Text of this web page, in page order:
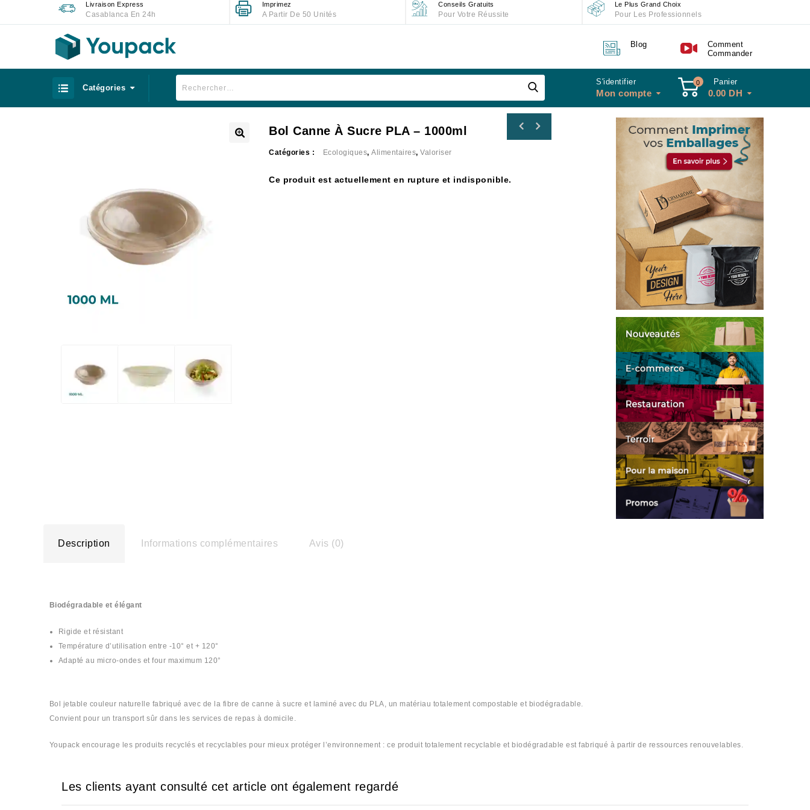
Livraison Express
Casablanca En 24h
Imprimez
A Partir De 50 Unités
Conseils Gratuits
Pour Votre Réussite
Le Plus Grand Choix
Pour Les Professionnels
Blog
Comment
Commander
Catégories
S'identifier
Mon compte
0 Panier
0.00 DH
Bol Canne À Sucre PLA – 1000ml
Catégories : Ecologiques,Alimentaires,Valoriser
Ce produit est actuellement en rupture et indisponible.
Description Informations complémentaires Avis (0)
Biodégradable et élégant
Rigide et résistant
Température d’utilisation entre -10° et + 120°
Adapté au micro-ondes et four maximum 120°
Bol jetable couleur naturelle fabriqué avec de la fibre de canne à sucre et laminé avec du PLA, un matériau totalement compostable et biodégradable.
Convient pour un transport sûr dans les services de repas à domicile.
Youpack encourage les produits recyclés et recyclables pour mieux protéger l’environnement : ce produit totalement recyclable et biodégradable est fabriqué à partir de ressources renouvelables.
Les clients ayant consulté cet article ont également regardé